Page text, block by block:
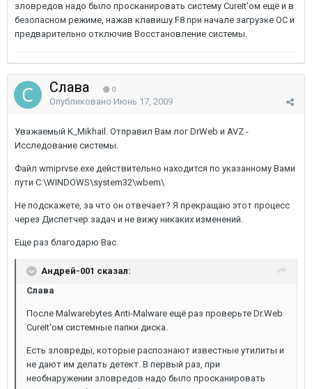
зловредов надо было просканировать систему CureIt'ом ещё и в
безопасном режиме, нажав клавишу F8 при начале загрузке ОС и
предварительно отключив Восстановление системы.
Слава 0
Опубликовано Июнь 17, 2009
Уважаемый K_Mikhail. Отправил Вам лог DrWeb и AVZ -
Исследование системы.
Файл wmiprvse.exe действительно находится по указанному Вами
пути C:\WINDOWS\system32\wbem\
Не подскажете, за что он отвечает? Я прекращаю этот процесс
через Диспетчер задач и не вижу никаких изменений.
Еще раз благодарю Вас.
Андрей-001 сказал:
Слава
После Malwarebytes Anti-Malware ещё раз проверьте Dr.Web
CureIt'ом системные папки диска.
Есть зловреды, которые распознают известные утилиты и
не дают им делать детект. В первый раз, при
необнаружении зловредов надо было просканировать